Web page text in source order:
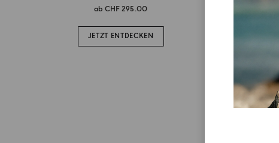
ab CHF 295.00
JETZT ENTDECKEN